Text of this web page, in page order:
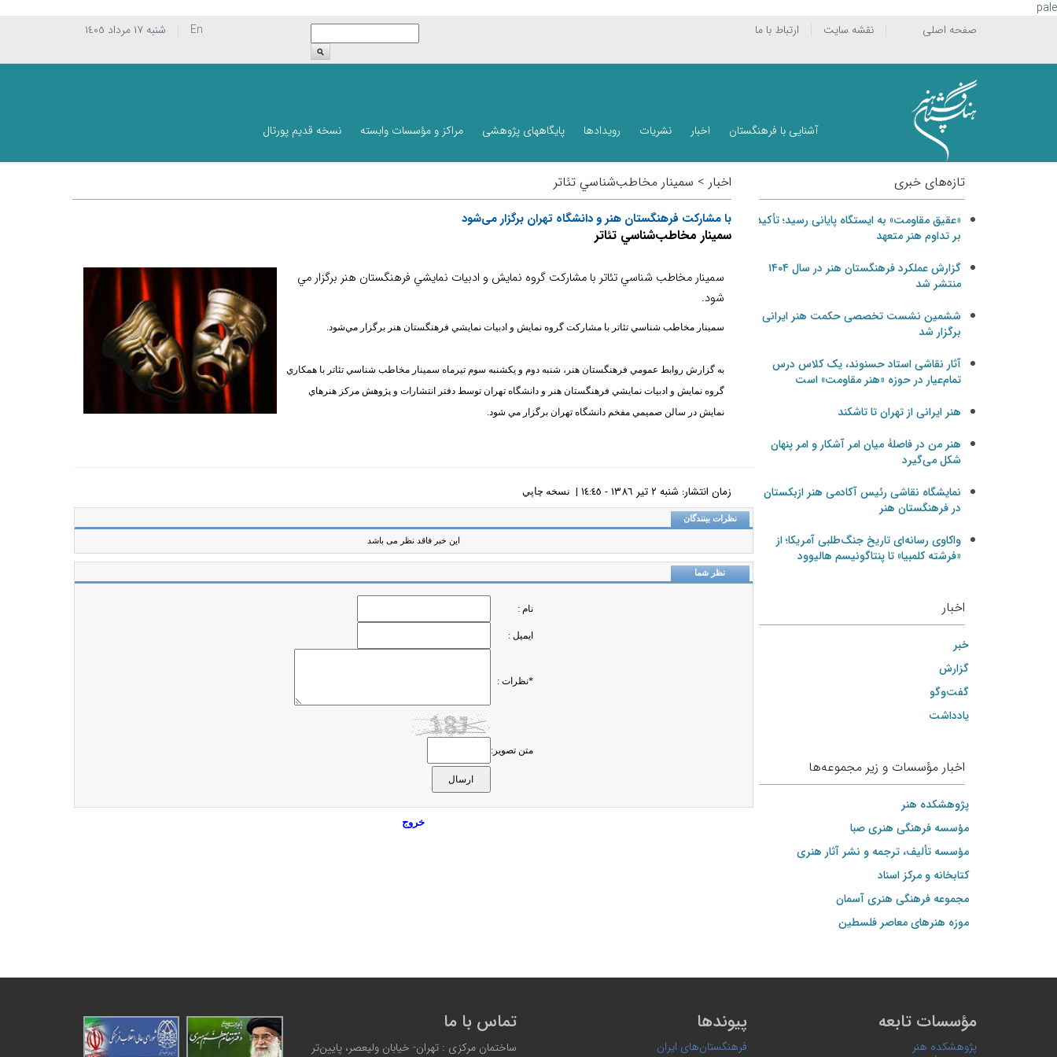
pale
شنبه ١٧ مرداد ١٤٠٥
En ارتباط با ما نقشه سایت صفحه اصلی
آشنایی با فرهنگستان اخبار نشریات رویدادها پایگاههای پژوهشی مراکز و مؤسسات وابسته نسخه قدیم پورتال
اخبار > سمینار مخاطب‌شناسي تئاتر
با مشارکت فرهنگستان هنر و دانشگاه تهران برگزار می‌شود
سمینار مخاطب‌شناسي تئاتر
سمينار مخاطب شناسي تئاتر با مشاركت گروه نمايش و ادبيات نمايشي فرهنگستان هنر برگزار مي
شود.
سمينار مخاطب شناسي تئاتر با مشاركت گروه نمايش و ادبيات نمايشي فرهنگستان هنر برگزار ميشود.
به گزارش روابط عمومي فرهنگستان هنر، شنبه دوم و يكشنبه سوم تيرماه سمينار مخاطب شناسي تئاتر با همكاري
گروه نمايش و ادبيات نمايشي فرهنگستان هنر و دانشگاه تهران توسط دفتر انتشارات و پژوهش مركز هنرهاي
نمايش در سالن صميمي مفخم دانشگاه تهران برگزار مي شود.
زمان انتشار: شنبه ٢ تير ١٣٨٦ - ١٤:٤٥ | نسخه چاپي
نظرات بینندگان
این خبر فاقد نظر می باشد
نظر شما
نام :
ایمیل :
*نظرات :
متن تصویر:
خروج
تازه‌های خبری
«عقیق مقاومت» به ایستگاه پایانی رسید؛ تأکید
بر تداوم هنر متعهد
گزارش عملکرد فرهنگستان هنر در سال ۱۴۰۴
منتشر شد
ششمین نشست تخصصی حکمت هنر ایرانی
برگزار شد
آثار نقاشی استاد حسنوند، یک کلاس درس
تمام‌عیار در حوزه «هنر مقاومت» است
هنر ایرانی از تهران تا تاشکند
هنر من در فاصلۀ میان امر آشکار و امر پنهان
شکل می‌گیرد
نمایشگاه نقاشی رئیس آکادمی هنر ازبکستان
در فرهنگستان هنر
واکاوی رسانه‌ای تاریخ جنگ‌طلبی آمریکا؛ از
«فرشته کلمبیا» تا پنتاگونیسم هالیوود
اخبار
خبر
گزارش
گفت‌وگو
یادداشت
اخبار مؤسسات و زیر مجموعه‌ها
پژوهشکده هنر
مؤسسه فرهنگی هنری صبا
مؤسسه تألیف، ترجمه و نشر آثار هنری
کتابخانه و مرکز اسناد
مجموعه فرهنگی هنری آسمان
موزه هنرهای‌ معاصر فلسطین
تماس با ما
ساختمان مرکزی : تهران- خیابان ولیعصر، پایین‌تر
پیوندها
فرهنگستان‌های ایران
مؤسسات تابعه
پژوهشکده هنر